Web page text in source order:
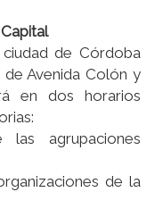
de Córdoba
Avenida Colón y
en dos horarios
las agrupaciones
de la